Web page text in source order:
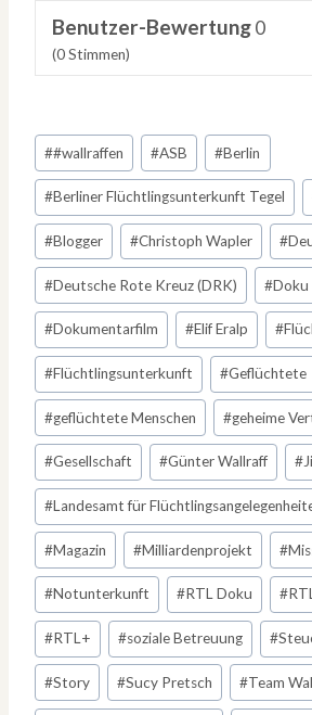
Benutzer-Bewertung0
(0Stimmen)
Schlagworte:
##wallraffen #ASB #Berlin
#Berliner Flüchtlingsunterkunft Tegel
#Blogger #Christoph Wapler #
#Deutsche Rote Kreuz (DRK) #Doku
#Dokumentarfilm #Elif Eralp #
#Flüchtlingsunterkunft #Geflüchtete
#geflüchtete Menschen #geheime
#Gesellschaft #Günter Wallraff #
#Landesamt für
#Magazin #Milliardenprojekt #
#Notunterkunft #RTL Doku #
#RTL+ #soziale Betreuung #
#Story #Sucy Pretsch #Team